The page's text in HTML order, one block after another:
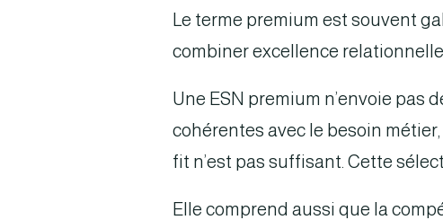
Le terme premium est souvent
combiner excellence
Une ESN premium n’envoie pas
cohérentes avec le besoin
fit n’est pas suffisant. Cette
Elle comprend aussi que la